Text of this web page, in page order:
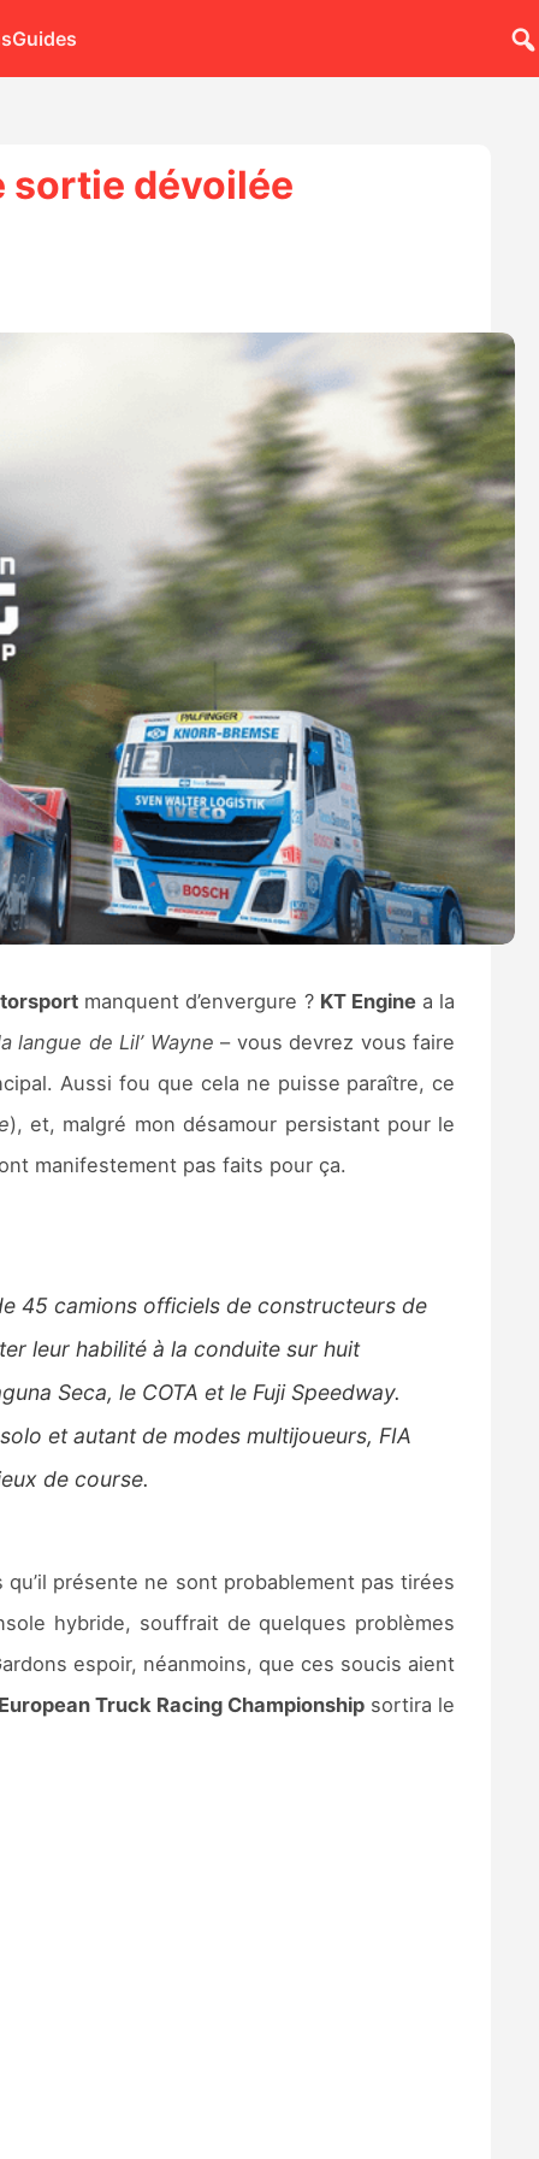
Guides
sortie dévoilée
manquent d’envergure ? KT Enginea la
langue de Lil’ Wayne – vous devrez vous faire
Aussi fou que cela ne puisse paraître, ce
), et, malgré mon désamour persistant pour le
manifestement pas faits pour ça.
45 camions officiels de constructeurs de
leur habilité à la conduite sur huit
Seca, le COTA et le Fuji Speedway.
et autant de modes multijoueurs, FIA
de course.
présente ne sont probablement pas tirées
hybride, souffrait de quelques problèmes
espoir, néanmoins, que ces soucis aient
Truck Racing Championship sortira le